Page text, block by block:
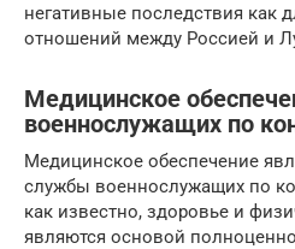
негативные последствия как
отношений между Россией и
Медицинское
военнослужащих по
Медицинское обеспечение
службы военнослужащих по
как известно, здоровье и
являются основой